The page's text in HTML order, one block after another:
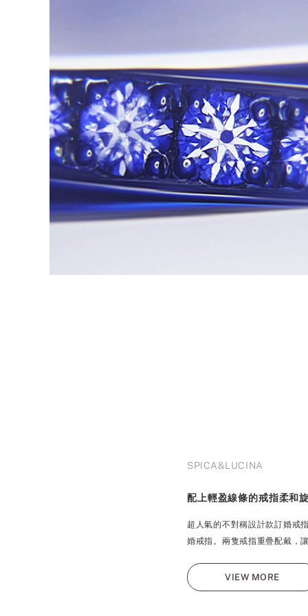
SPICA&LUCINA
配上輕盈線條的戒指柔和
超人氣的不對稱設計款訂婚戒
婚戒指。兩隻戒指重疊配戴，
VIEW MORE